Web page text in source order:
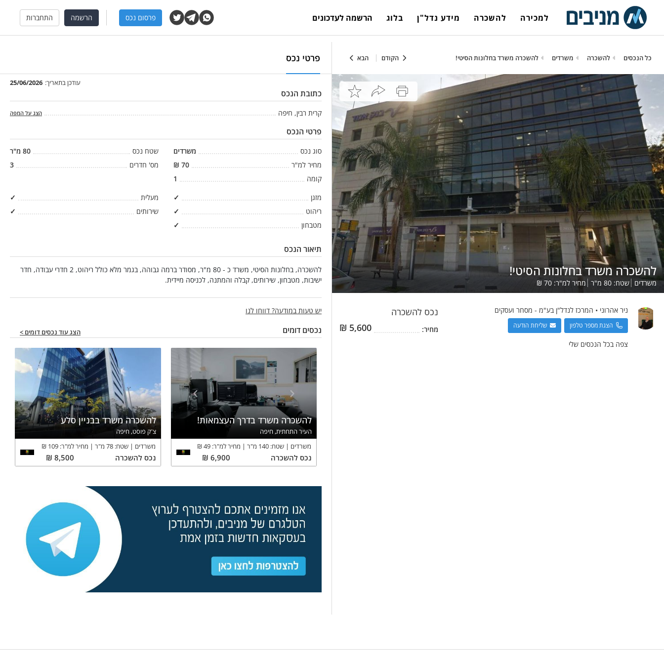
למכירה להשכרה מידע נדל"ן בלוג הרשמה לעדכונים פרסום נכס הרשמה התחברות
כל הנכסים להשכרה משרדים להשכרה משרד בחלונות הסיטי! הקודם הבא
להשכרה משרד בחלונות הסיטי!
משרדים שטח: 80 מ"ר מחיר למ"ר: 70
₪
ניר אהרוני • המרכז לנדל"ן בע"מ - מסחר ועסקים
הצגת מספר טלפון שליחת הודעה
צפה בכל הנכסים שלי
נכס להשכרה
מחיר: 5,600
₪
פרטי נכס
עודכן בתאריך: 25/06/2026
כתובת הנכס
קרית רבין, חיפה הצג על המפה
פרטי הנכס
סוג נכס משרדים שטח נכס 80 מ"ר
מחיר למ"ר
70
₪ מס' חדרים
3
קומה
1
מזגן
✓ מעלית
✓
ריהוט
✓ שירותים
✓
מטבחון
✓
תיאור הנכס
להשכרה, בחלונות הסיטי, משרד כ - 80 מ"ר, מסודר ברמה גבוהה, בגמר מלא כולל ריהוט, 2 חדרי עבודה, חדר
ישיבות, מטבחון, שירותים, קבלה והמתנה, לכניסה מיידית.
יש טעות במודעה? דווחו לנו
נכסים דומים הצג עוד נכסים דומים >
להשכרה משרד בדרך העצמאות!
העיר התחתית, חיפה
משרדים
שטח: 140 מ"ר מחיר למ"ר: 49
₪
נכס להשכרה 6,900
₪
להשכרה משרד בבניין סלע
צ'ק פוסט, חיפה
משרדים
שטח:78 מ"ר מחיר למ"ר:109
₪
נכסלהשכרה 8,500
₪